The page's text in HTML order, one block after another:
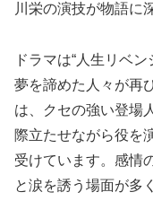
川栄の演技が物語に
ドラマは“人生リベ
夢を諦めた人々が再
は、クセの強い登場
際立たせながら役を
受けています。感情
と涙を誘う場面が多